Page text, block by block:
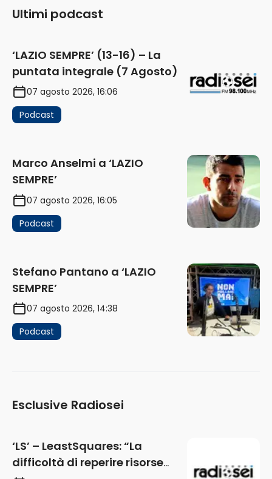
Ultimi podcast
‘LAZIO SEMPRE’ (13-16) – La
puntata integrale (7 Agosto)
07 agosto 2026, 16:06
Podcast
Marco Anselmi a ‘LAZIO
SEMPRE’
07 agosto 2026, 16:05
Podcast
Stefano Pantano a ‘LAZIO
SEMPRE’
07 agosto 2026, 14:38
Podcast
Esclusive Radiosei
‘LS’ – LeastSquares: “La
difficoltà di reperire risorse